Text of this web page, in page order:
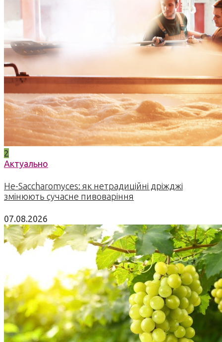
2
Актуально
Не-Saccharomyces: як нетрадиційні дріжджі
змінюють сучасне пивоваріння
07.08.2026